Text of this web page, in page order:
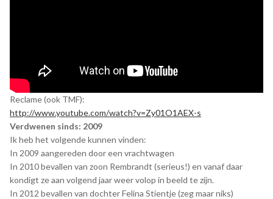
Reclame (ook TMF):
http://www.youtube.com/watch?v=Zy01O1AEX-s
Verdwenen sinds: 2009
Ik heb het volgende kunnen vinden:
In 2009 aangereden door een vrachtwagen
In 2010 bevallen van zoon Rembrandt (serieus!) en vanaf daar
kondigt ze aan volgend jaar weer volop in beeld te zijn.
In 2012 bevallen van dochter Felina Stientje (zeg maar niks)